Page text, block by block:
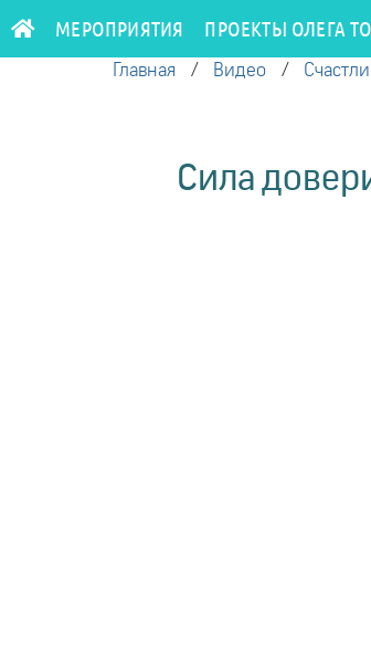
МЕРОПРИЯТИЯ ПРОЕКТЫ ОЛЕГА
Главная / Видео /
Сила